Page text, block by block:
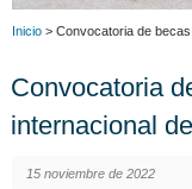
Inicio > Convocatoria de
Convocatoria
internacional
15 noviembre de 2022